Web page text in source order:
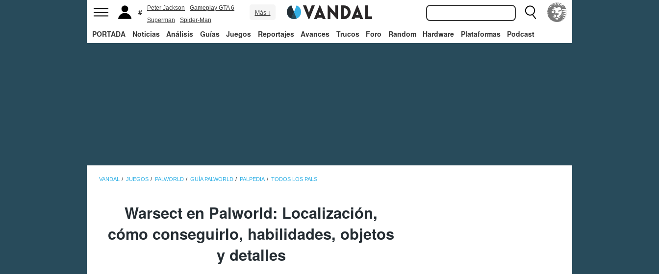
Peter Jackson
Gameplay GTA 6
Superman
Spider-Man
Más ↓
PORTADA Noticias Análisis Guías Juegos Reportajes Avances Trucos Foro Random Hardware Plataformas Podcast
VANDAL JUEGOS PALWORLD GUÍA PALWORLD PALPEDIA TODOS LOS PALS
Warsect en Palworld: Localización,
cómo conseguirlo, habilidades, objetos
y detalles